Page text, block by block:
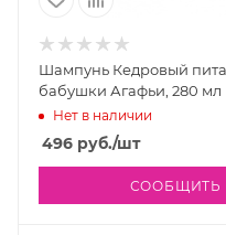
Шампунь Кедровый
бабушки Агафьи, 280 мл
Нет в наличии
496 руб./шт
СООБЩИТЬ